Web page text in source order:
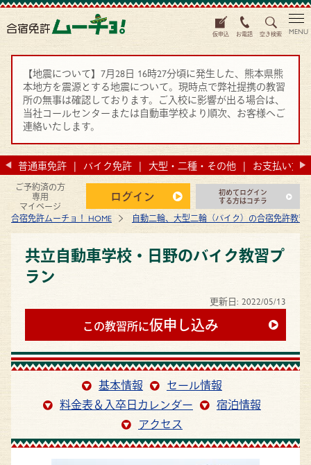
仮申込 お電話 空き検索
【地震について】7月28日 16時27分頃に発生した、熊本県熊
本地方を震源とする地震について。現時点で弊社提携の教習
所の無事は確認しております。ご入校に影響が出る場合は、
当社コールセンターまたは自動車学校より順次、お客様へご
連絡いたします。
普通車免許 バイク免許 大型・二種・その他 お支払い方法
ご予約済の方
専用
マイページ
ログイン
初めてログイン
する方はコチラ
MENU
合宿免許ムーチョ！ HOME 自動二輪、大型二輪（バイク）の合宿免許教習
共立自動車学校・日野のバイク教習プ
ラン
更新日: 2022/05/13
この教習所に仮申し込み
基本情報
セール情報
料金表＆入卒日カレンダー
宿泊情報
アクセス